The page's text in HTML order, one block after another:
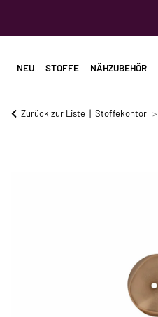
NEU STOFFE NÄHZUBEHÖR
Zurück zur Liste Stoffekontor